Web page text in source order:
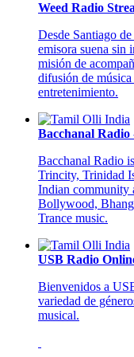
Weed Radio
Desde Santiago
emisora suena sin
misión de
difusión de
entretenimiento.
Bacchanal Radio
Bacchanal Radio
Trincity, Trinidad
Indian community
Bollywood,
Trance music.
USB Radio
Bienvenidos a
variedad de
musical.